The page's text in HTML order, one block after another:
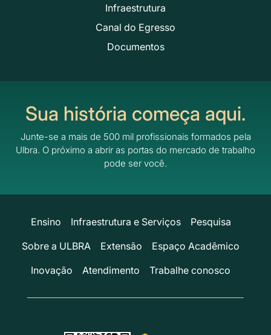
Infraestrutura
Canal do Egresso
Documentos
Sua história começa aqui.
Junte-se a mais de 500 mil profissionais formados pela
Ulbra. O próximo a abrir as portas do mercado de trabalho
pode ser você.
Ensino Infraestrutura e Serviços
Pesquisa
Sobre a ULBRA
Extensão
Espaço Acadêmico
Inovação
Atendimento Trabalhe conosco